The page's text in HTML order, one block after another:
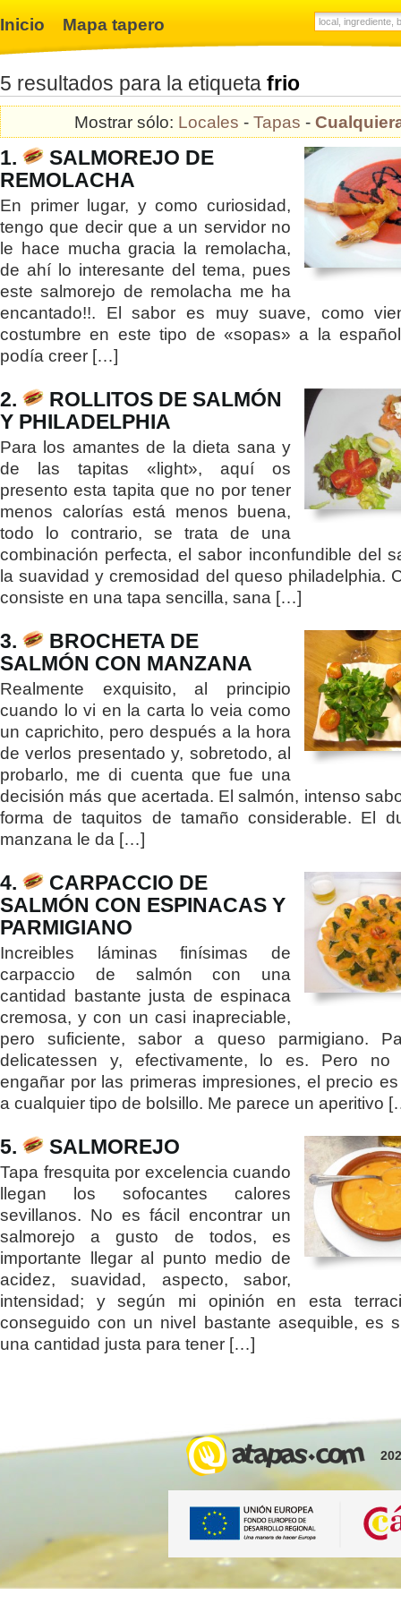
Inicio Mapa tapero
5 resultados para la etiqueta frio
Mostrar sólo: Locales - Tapas -
1.
SALMOREJO DE
REMOLACHA
En primer lugar, y como curiosidad,
tengo que decir que a un servidor no
le hace mucha gracia la remolacha,
de ahí lo interesante del tema, pues
este salmorejo de remolacha me ha
encantado!!. El sabor es muy suave, como
costumbre en este tipo de «sopas» a la
podía creer […]
2.
ROLLITOS DE SALMÓN
Y PHILADELPHIA
Para los amantes de la dieta sana y
de las tapitas «light», aquí os
presento esta tapita que no por tener
menos calorías está menos buena,
todo lo contrario, se trata de una
combinación perfecta, el sabor inconfundible del
la suavidad y cremosidad del queso philadelphia.
consiste en una tapa sencilla, sana […]
3.
BROCHETA DE
SALMÓN CON MANZANA
Realmente exquisito, al principio
cuando lo vi en la carta lo veia como
un caprichito, pero después a la hora
de verlos presentado y, sobretodo, al
probarlo, me di cuenta que fue una
decisión más que acertada. El salmón, intenso
forma de taquitos de tamaño considerable. El
manzana le da […]
4.
CARPACCIO DE
SALMÓN CON ESPINACAS Y
PARMIGIANO
Increibles láminas finísimas de
carpaccio de salmón con una
cantidad bastante justa de espinaca
cremosa, y con un casi inapreciable,
pero suficiente, sabor a queso parmigiano.
delicatessen y, efectivamente, lo es. Pero no
engañar por las primeras impresiones, el precio
a cualquier tipo de bolsillo. Me parece un aperitivo
5. SALMOREJO
Tapa fresquita por excelencia cuando
llegan los sofocantes calores
sevillanos. No es fácil encontrar un
salmorejo a gusto de todos, es
importante llegar al punto medio de
acidez, suavidad, aspecto, sabor,
intensidad; y según mi opinión en esta
conseguido con un nivel bastante asequible, es
una cantidad justa para tener […]